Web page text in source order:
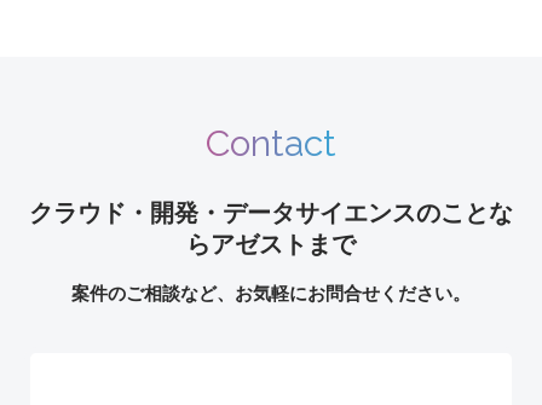
Contact
クラウド・開発・データサイエンスのことな
らアゼストまで
案件のご相談など、お気軽にお問合せください。